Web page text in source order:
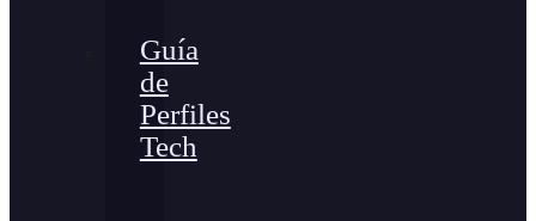
Guía
de
Perfiles
Tech